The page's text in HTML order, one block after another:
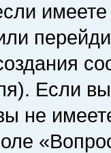
Если
не